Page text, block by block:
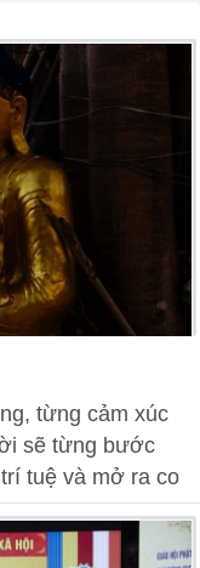
từng cảm xúc
sẽ từng bước
tuệ và mở ra co